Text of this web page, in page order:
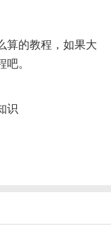
算的教程，如果大
。
识